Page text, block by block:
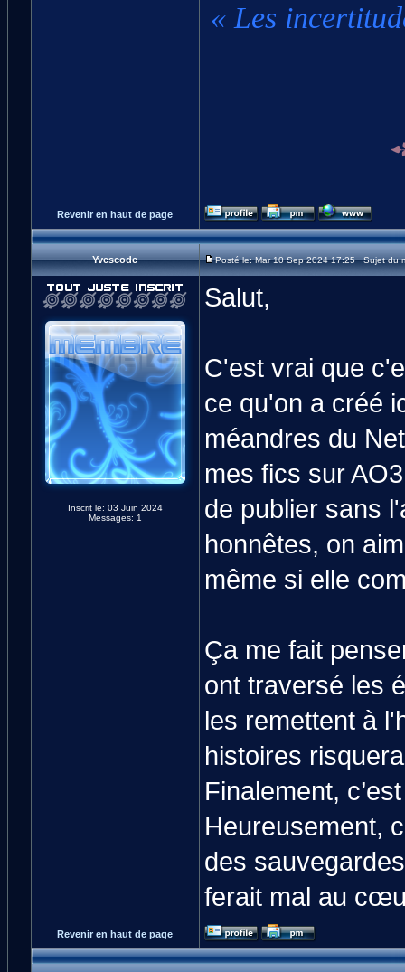
« Les
Revenir en haut de page
Yvescode Posté le: Mar 10 Sep 2024 17:25 Sujet du
Inscrit le: 03 Juin 2024
Messages: 1
Salut,
C'est vrai que
ce qu'on a créé
méandres du
mes fics sur
de publier sans
honnêtes, on
même si elle
Ça me fait
ont traversé les
les remettent à
histoires
Finalement,
Heureusement,
des
ferait mal au
Revenir en haut de page